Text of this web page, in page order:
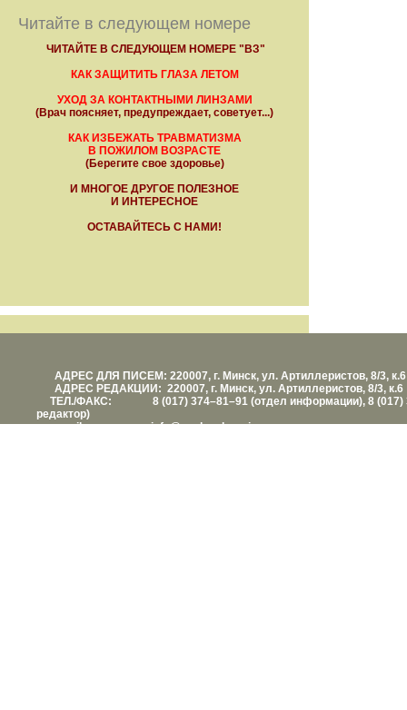
Читайте в следующем номере
ЧИТАЙТЕ В СЛЕДУЮЩЕМ НОМЕРЕ "ВЗ"
КАК ЗАЩИТИТЬ ГЛАЗА ЛЕТОМ
УХОД ЗА КОНТАКТНЫМИ ЛИНЗАМИ
(Врач поясняет, предупреждает, советует...)
КАК ИЗБЕЖАТЬ ТРАВМАТИЗМА
В ПОЖИЛОМ ВОЗРАСТЕ
(Берегите свое здоровье)
И МНОГОЕ ДРУГОЕ ПОЛЕЗНОЕ
И ИНТЕРЕСНОЕ
ОСТАВАЙТЕСЬ С НАМИ!
АДРЕС ДЛЯ ПИСЕМ: 220007, г. Минск, ул. Артиллеристов, 8/3, к.6
АДРЕС РЕДАКЦИИ: 220007, г. Минск, ул. Артиллеристов, 8/3, к.6
ТЕЛ./ФАКС: 8 (017) 374–81–91 (отдел информации), 8 (017)
редактор)
е-mail: info@vashezdorovie.com